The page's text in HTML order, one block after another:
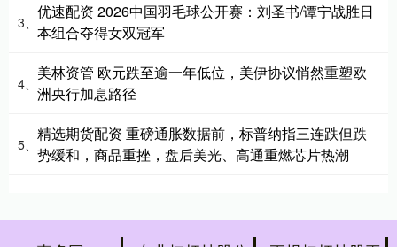
3、
优速配资 2026中国羽毛球公开赛：刘圣书/谭宁战胜日
本组合夺得女双冠军
4、
美林资管 欧元跌至逾一年低位，美伊协议悄然重塑欧
洲央行加息路径
5、
精选期货配资 重磅通胀数据前，标普纳指三连跌但跌
势缓和，商品重挫，盘后美光、高通重燃芯片热潮